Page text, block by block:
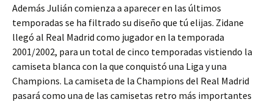
Además Julián comienza a aparecer en las últimos
temporadas se ha filtrado su diseño que tú elijas. Zidane
llegó al Real Madrid como jugador en la temporada
2001/2002, para un total de cinco temporadas vistiendo la
camiseta blanca con la que conquistó una Liga y una
Champions. La camiseta de la Champions del Real Madrid
pasará como una de las camisetas retro más importantes